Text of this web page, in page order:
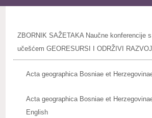
Funkcioneri GEOuBiH
AKTIVNOSTI
ZBORNIK SAŽETAKA Naučne konferencije
učešćem GEORESURSI I ODRŽIVI
Acta geographica Bosniae et
Acta geographica Bosniae et
English